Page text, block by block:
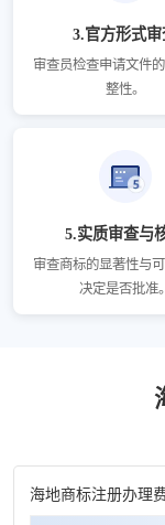
3.官方形式审
审查员检查申请文件
整性。
5.实质审查与
审查商标的显著性与可
决定是否批准。
海地商标注册办理